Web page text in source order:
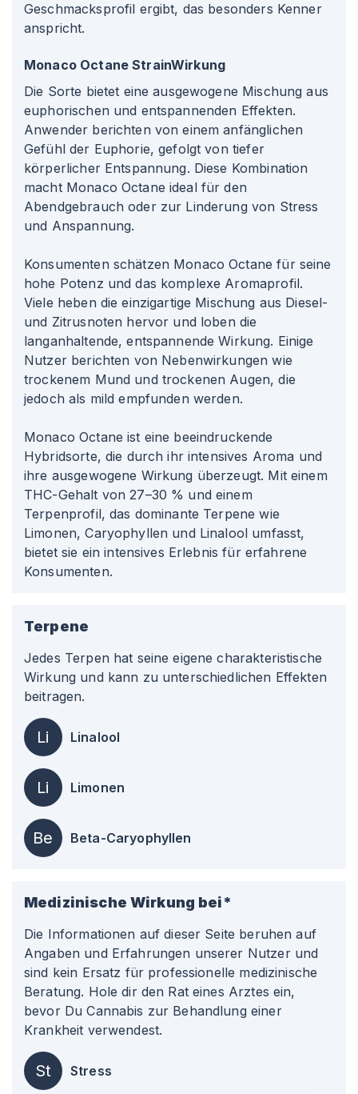
Geschmacksprofil ergibt, das besonders Kenner
anspricht.
Monaco Octane StrainWirkung
Die Sorte bietet eine ausgewogene Mischung aus
euphorischen und entspannenden Effekten.
Anwender berichten von einem anfänglichen
Gefühl der Euphorie, gefolgt von tiefer
körperlicher Entspannung. Diese Kombination
macht Monaco Octane ideal für den
Abendgebrauch oder zur Linderung von Stress
und Anspannung.
Konsumenten schätzen Monaco Octane für seine
hohe Potenz und das komplexe Aromaprofil.
Viele heben die einzigartige Mischung aus Diesel-
und Zitrusnoten hervor und loben die
langanhaltende, entspannende Wirkung. Einige
Nutzer berichten von Nebenwirkungen wie
trockenem Mund und trockenen Augen, die
jedoch als mild empfunden werden.
Monaco Octane ist eine beeindruckende
Hybridsorte, die durch ihr intensives Aroma und
ihre ausgewogene Wirkung überzeugt. Mit einem
THC-Gehalt von 27–30 % und einem
Terpenprofil, das dominante Terpene wie
Limonen, Caryophyllen und Linalool umfasst,
bietet sie ein intensives Erlebnis für erfahrene
Konsumenten.
Terpene
Jedes Terpen hat seine eigene charakteristische
Wirkung und kann zu unterschiedlichen Effekten
beitragen.
Li Linalool
Li Limonen
Be Beta-Caryophyllen
Medizinische Wirkung bei*
Die Informationen auf dieser Seite beruhen auf
Angaben und Erfahrungen unserer Nutzer und
sind kein Ersatz für professionelle medizinische
Beratung. Hole dir den Rat eines Arztes ein,
bevor Du Cannabis zur Behandlung einer
Krankheit verwendest.
St Stress